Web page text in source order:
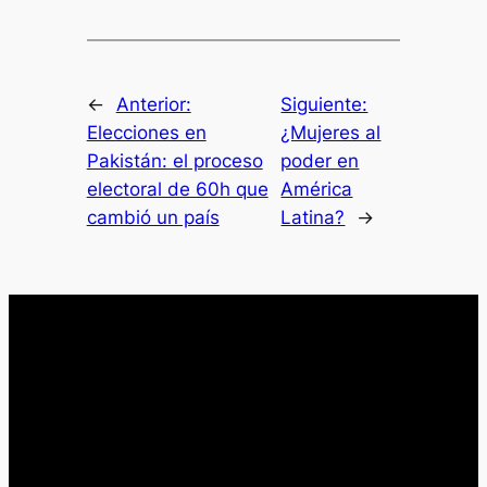
←
Anterior:
Elecciones en
Pakistán: el proceso
electoral de 60h que
cambió un país
Siguiente:
¿Mujeres al
poder en
América
Latina?
→